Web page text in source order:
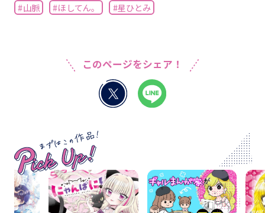
#山脈 #ほしてん。 #星ひとみ
このページをシェア！